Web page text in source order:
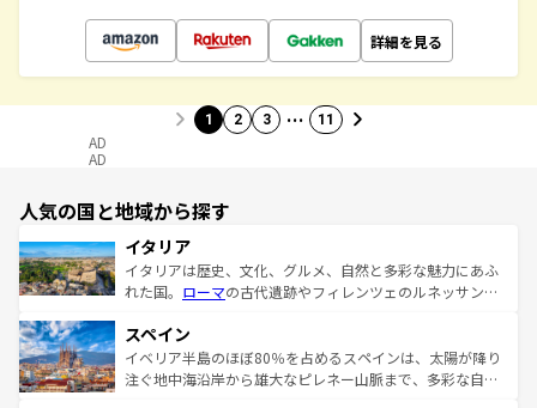
詳細を見る
1 2 3 … 11
AD
AD
人気の国と地域から探す
イタリア
イタリアは歴史、文化、グルメ、自然と多彩な魅力にあふ
れた国。 ローマの古代遺跡やフィレンツェのルネッサンス
ろん、トスカーナの美しい田園風景やアマルフィ海岸の絶
景など、自然景観も見逃せない。観光の合間には、本場の
ピザやパスタなど、絶品のイタリア料理を堪能することも
スペイン
イベリア半島のほぼ80％を占めるスペインは、太陽が降り
注ぐ地中海沿岸から雄大なピレネー山脈まで、多彩な自然